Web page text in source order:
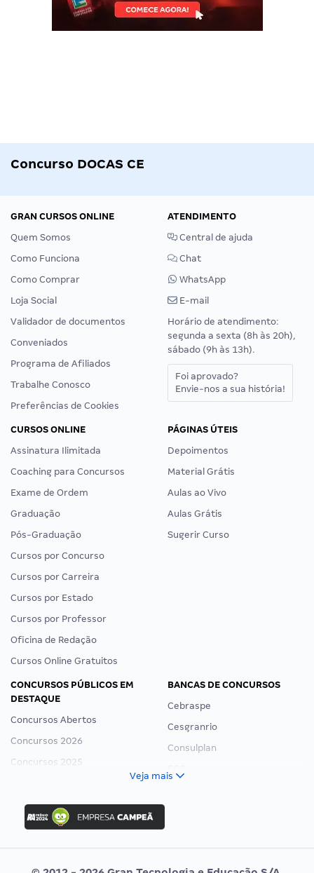
Concurso DOCAS CE
GRAN CURSOS ONLINE
Quem Somos
Como Funciona
Como Comprar
Loja Social
Validador de documentos
Conveniados
Programa de Afiliados
Trabalhe Conosco
Preferências de Cookies
ATENDIMENTO
Central de ajuda
Chat
WhatsApp
E-mail
Horário de atendimento:
segunda a sexta (8h às 20h),
sábado (9h às 13h).
Foi aprovado?
Envie-nos a sua história!
CURSOS ONLINE
Assinatura Ilimitada
Coaching para Concursos
Exame de Ordem
Graduação
Pós-Graduação
Cursos por Concurso
Cursos por Carreira
Cursos por Estado
Cursos por Professor
Oficina de Redação
Cursos Online Gratuitos
PÁGINAS ÚTEIS
Depoimentos
Material Grátis
Aulas ao Vivo
Aulas Grátis
Sugerir Curso
CONCURSOS PÚBLICOS EM
DESTAQUE
Concursos Abertos
Concursos 2026
Concursos 2025
Concurso Ibama
Concurso MPU
Editais publicados
BANCAS DE CONCURSOS
Cebraspe
Cesgranrio
Consulplan
Veja mais